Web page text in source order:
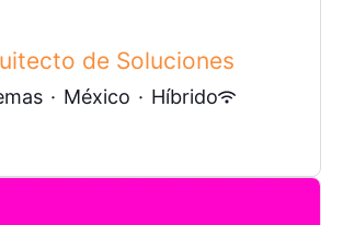
de Soluciones
· México · Híbrido